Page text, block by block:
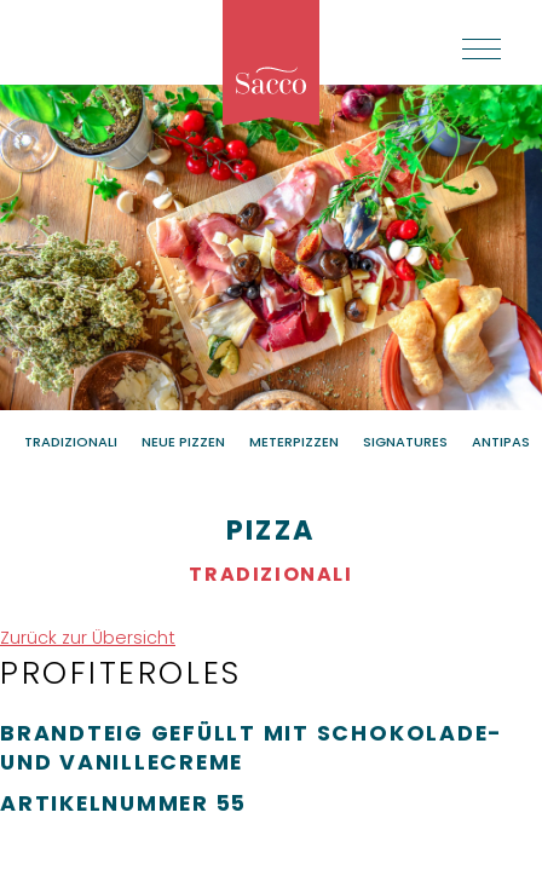
TRADIZIONALI NEUE PIZZEN METERPIZZEN SIGNATURES ANTIPASTI
PIZZA
TRADIZIONALI
Zurück zur Übersicht
PROFITEROLES
BRANDTEIG GEFÜLLT MIT SCHOKOLADE-
UND VANILLECREME
ARTIKELNUMMER 55